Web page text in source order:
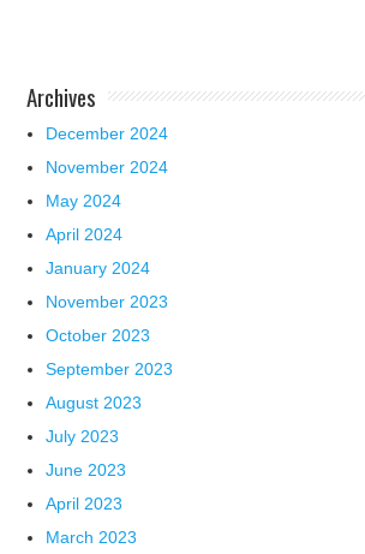
Archives
December 2024
November 2024
May 2024
April 2024
January 2024
November 2023
October 2023
September 2023
August 2023
July 2023
June 2023
April 2023
March 2023